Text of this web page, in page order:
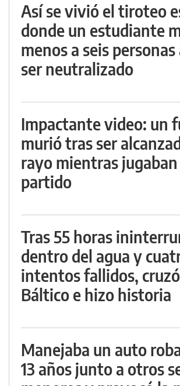
Así se vivió el tiroteo
donde un estudiante
menos a seis
ser neutralizado
Impactante video: un
murió tras ser
rayo mientras
partido
Tras 55 horas
dentro del agua y
intentos fallidos,
Báltico e hizo historia
Manejaba un auto
13 años junto a otros